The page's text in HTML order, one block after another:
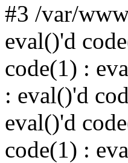
#3 /var/
eval()'d
code(1) :
: eval()'d
eval()'d
code(1) :